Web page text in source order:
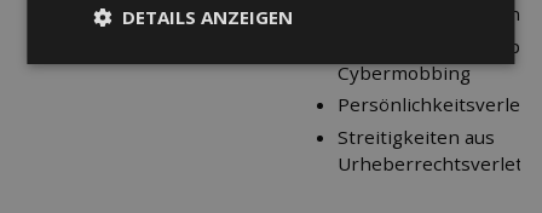
Internetrechtsschutz
Phishing und Hacking
Streitigkeiten als
Cybermobbing
Streitigkeiten aus
DETAILS ANZEIGEN